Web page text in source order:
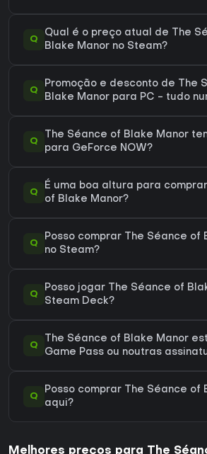
Q
Qual é o preço atual de The
Blake Manor no Steam?
Q
Promoção e desconto de The
Blake Manor para PC - tudo
Q
The Séance of Blake Manor
para GeForce NOW?
Q
É uma boa altura para
of Blake Manor?
Q
Posso comprar The Séance of
no Steam?
Q
Posso jogar The Séance of
Steam Deck?
Q
The Séance of Blake Manor
Game Pass ou noutras
Q
Posso comprar The Séance of
aqui?
Melhores preços para The